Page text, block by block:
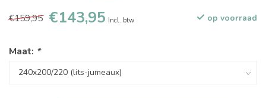
€159,95 €143,95 Incl. btw op voorraad
Maat: *